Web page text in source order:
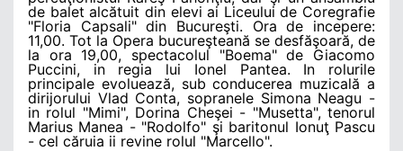
de balet alcătuit din elevi ai Liceului de Coregrafie
"Floria Capsali" din Bucureşti. Ora de incepere:
11,00. Tot la Opera bucureşteană se desfăşoară, de
la ora 19,00, spectacolul "Boema" de Giacomo
Puccini, in regia lui Ionel Pantea. In rolurile
principale evoluează, sub conducerea muzicală a
dirijorului Vlad Conta, sopranele Simona Neagu -
in rolul "Mimi", Dorina Cheşei - "Musetta", tenorul
Marius Manea - "Rodolfo" şi baritonul Ionuţ Pascu
- cel căruia ii revine rolul "Marcello".